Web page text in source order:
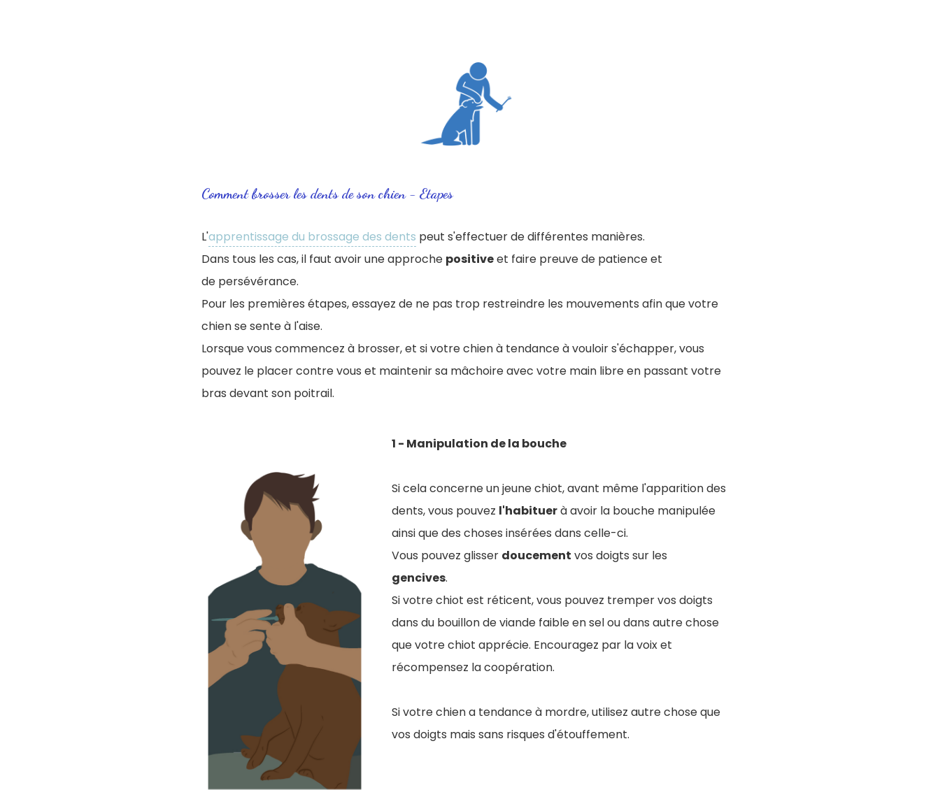
Comment brosser les dents de son chien - Etapes
L'apprentissage du brossage des dents peut s'effectuer de différentes manières.
Dans tous les cas, il faut avoir une approche positiveet faire preuve de patience et
de persévérance.
Pour les premières étapes, essayez de ne pas trop restreindre les mouvements afin que votre
chien se sente à l'aise.
Lorsque vous commencez à brosser, et si votre chien à tendance à vouloir s'échapper, vous
pouvez le placer contre vous et maintenir sa mâchoire avec votre main libre en passant votre
bras devant son poitrail.
1 - Manipulation de la bouche
Si cela concerne un jeune chiot, avant même l'apparition des
dents, vous pouvez l'habituerà avoir la bouche manipulée
ainsi que des choses insérées dans celle-ci.
Vous pouvez glisser doucement vos doigts sur les
gencives.
Si votre chiot est réticent, vous pouvez tremper vos doigts
dans du bouillon de viande faible en sel ou dans autre chose
que votre chiot apprécie. Encouragez par la voix et
récompensez la coopération.
Si votre chien a tendance à mordre, utilisez autre chose que
vos doigts mais sans risques d'étouffement.